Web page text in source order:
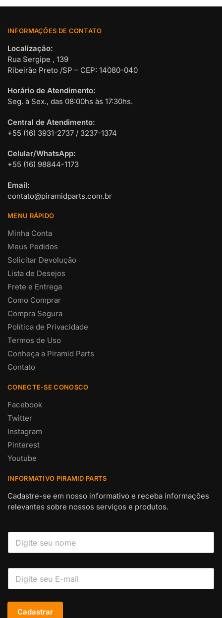
INFORMAÇÕES DE CONTATO
Localização:
Rua Sergipe , 139
Ribeirão Preto /SP – CEP: 14080-040
Horário de Atendimento:
Seg. à Sex., das 08:00hs às 17:30hs.
Central de Atendimento:
+55 (16) 3931-2737 / 3237-1374
Celular/WhatsApp:
+55 (16) 98844-1173
Email:
contato@piramidparts.com.br
MENU RÁPIDO
Minha Conta
Meus Pedidos
Solicitar Devolução
Lista de Desejos
Frete e Entrega
Como Comprar
Compra Segura
Política de Privacidade
Termos de Uso
Conheça a Piramid Parts
Contato
CONECTE-SE CONOSCO
Facebook
Twitter
Instagram
Pinterest
Youtube
INFORMATIVO PIRAMID PARTS
Cadastre-se em nosso informativo e receba informações
relevantes sobre nossos serviços e produtos.
Cadastrar